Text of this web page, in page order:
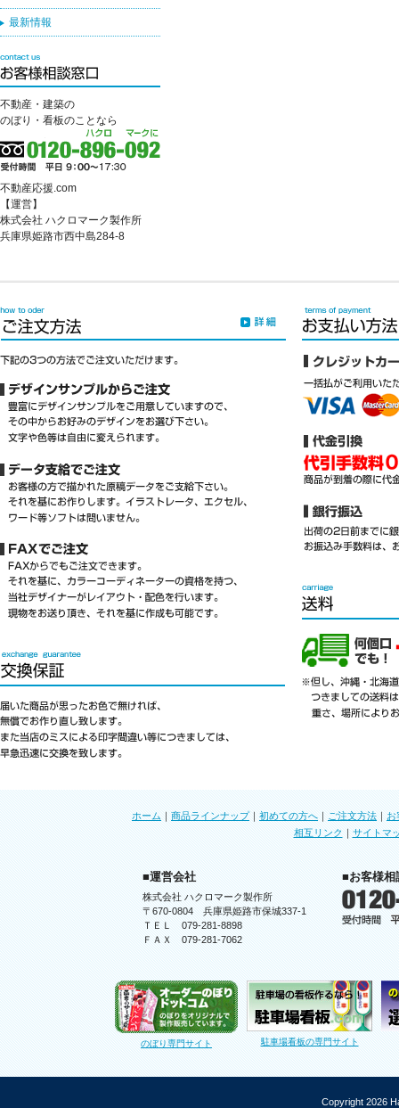
最新情報
不動産・建築の
のぼり・看板のことなら
不動産応援.com
【運営】
株式会社 ハクロマーク製作所
兵庫県姫路市西中島284-8
ホーム ｜ 商品ラインナップ｜ 初めての方へ ｜ ご注文方法 ｜ お
相互リンク ｜ サイトマ
■運営会社
株式会社 ハクロマーク製作所
〒670-0804 兵庫県姫路市保城337-1
ＴＥＬ 079-281-8898
ＦＡＸ 079-281-7062
■お客様相
のぼり専門サイト 駐車場看板の専門サイト
Copyright 2026